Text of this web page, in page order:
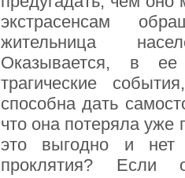
экстрасенсам
жительница
Оказывается, в ее
трагические
способна дать
что она потеряла уже
это выгодно и нет
проклятия?